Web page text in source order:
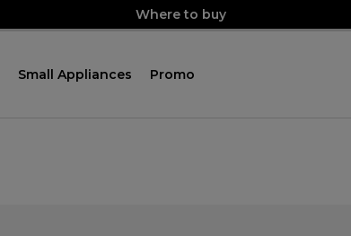
Where to buy
Small Appliances Promo